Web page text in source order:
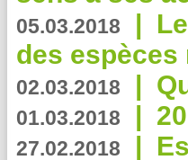
05.03.2018 |
des espèces
02.03.2018 |
01.03.2018 |
27.02.2018 |